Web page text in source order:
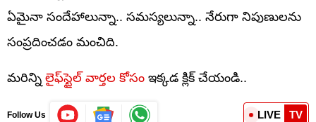
ఏమైనా సందేహాలున్నా.. సమస్యలున్నా.. నేరుగా నిపుణులను
సంప్రదించడం మంచిది.
మరిన్ని లైఫ్‌స్టైల్ వార్తల కోసం ఇక్కడ క్లిక్ చేయండి..
Follow Us LIVE TV